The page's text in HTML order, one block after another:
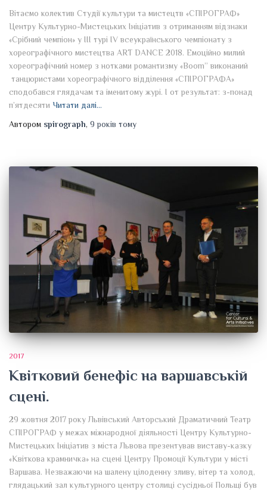
Вітаємо колектив Студії культури та мистецтв «СПІРОГРАФ»
Центру Культурно-Мистецьких Ініціатив з отриманням відзнаки
«Срібний чемпіон» у ІІІ турі IV всеукраїнського чемпіонату з
хореографічного мистецтва ART DANCE 2018. Емоційно милий
хореографічний номер з нотками романтизму «Boom” виконаний
танцюристами хореографічного відділення «СПІРОГРАФА»
сподобався глядачам та іменитому журі. І от результат: з-понад
п’ятдесяти Читати далі…
Автором spirograph, 9 років тому
2017
Квітковий бенефіс на варшавській
сцені.
29 жовтня 2017 року Львівський Авторський Драматичний Театр
СПІРОГРАФ у межах міжнародної діяльності Центру Культурно-
Мистецьких Ініціатив з міста Львова презентував виставу-казку
«Квіткова крамничка» на сцені Центру Промоції Культури у місті
Варшава. Незважаючи на шалену цілоденну зливу, вітер та холод,
глядацький зал культурного центру столиці сусідньої Польщі був